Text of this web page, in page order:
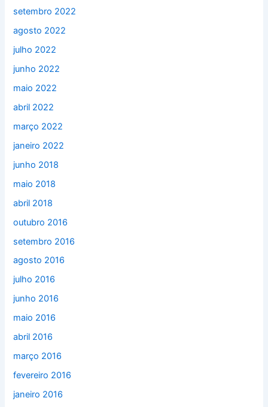
setembro 2022
agosto 2022
julho 2022
junho 2022
maio 2022
abril 2022
março 2022
janeiro 2022
junho 2018
maio 2018
abril 2018
outubro 2016
setembro 2016
agosto 2016
julho 2016
junho 2016
maio 2016
abril 2016
março 2016
fevereiro 2016
janeiro 2016